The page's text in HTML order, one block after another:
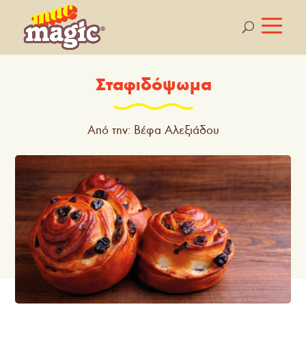
Σταφιδόψωμα
Από την: Βέφα Αλεξιάδου